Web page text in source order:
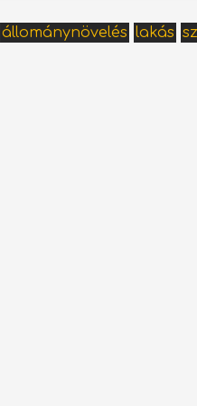
állománynövelés lakás